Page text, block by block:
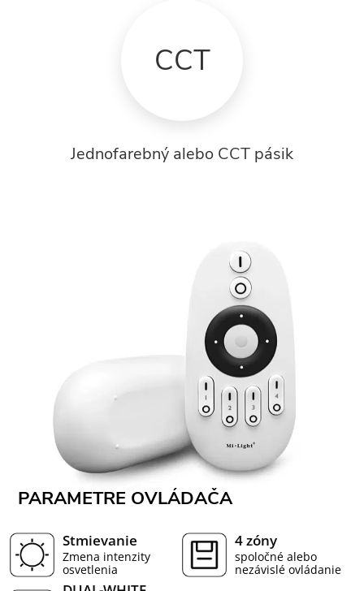
CCT
Jednofarebný alebo CCT pásik
PARAMETRE OVLÁDAČA
Stmievanie
Zmena intenzity
osvetlenia
4 zóny
spoločné alebo
nezávislé ovládanie